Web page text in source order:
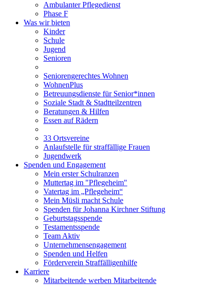
Ambulanter Pflegedienst
Phase F
Was wir bieten
Kinder
Schule
Jugend
Senioren
Seniorengerechtes Wohnen
WohnenPlus
Betreuungsdienste für Senior*innen
Soziale Stadt & Stadtteilzentren
Beratungen & Hilfen
Essen auf Rädern
33 Ortsvereine
Anlaufstelle für straffällige Frauen
Jugendwerk
Spenden und Engagement
Mein erster Schulranzen
Muttertag im "Pflegeheim"
Vatertag im „Pflegeheim“
Mein Müsli macht Schule
Spenden für Johanna Kirchner Stiftung
Geburtstagsspende
Testamentsspende
Team Aktiv
Unternehmensengagement
Spenden und Helfen
Förderverein Straffälligenhilfe
Karriere
Mitarbeitende werben Mitarbeitende